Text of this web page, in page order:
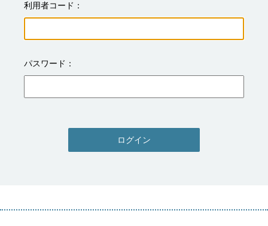
利用者コード
パスワード
ログイン